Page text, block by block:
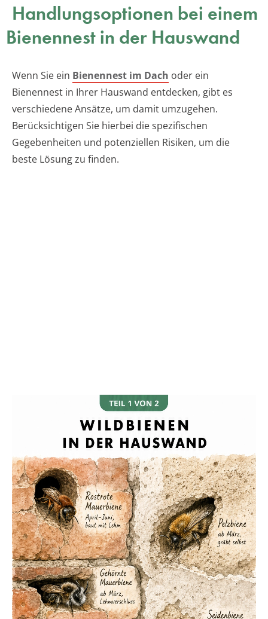
Handlungsoptionen bei einem
Bienennest in der Hauswand
Wenn Sie ein Bienennest im Dach oder ein
Bienennest in Ihrer Hauswand entdecken, gibt es
verschiedene Ansätze, um damit umzugehen.
Berücksichtigen Sie hierbei die spezifischen
Gegebenheiten und potenziellen Risiken, um die
beste Lösung zu finden.